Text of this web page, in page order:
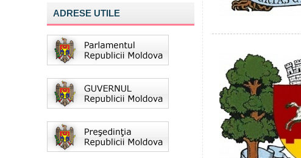
ADRESE UTILE